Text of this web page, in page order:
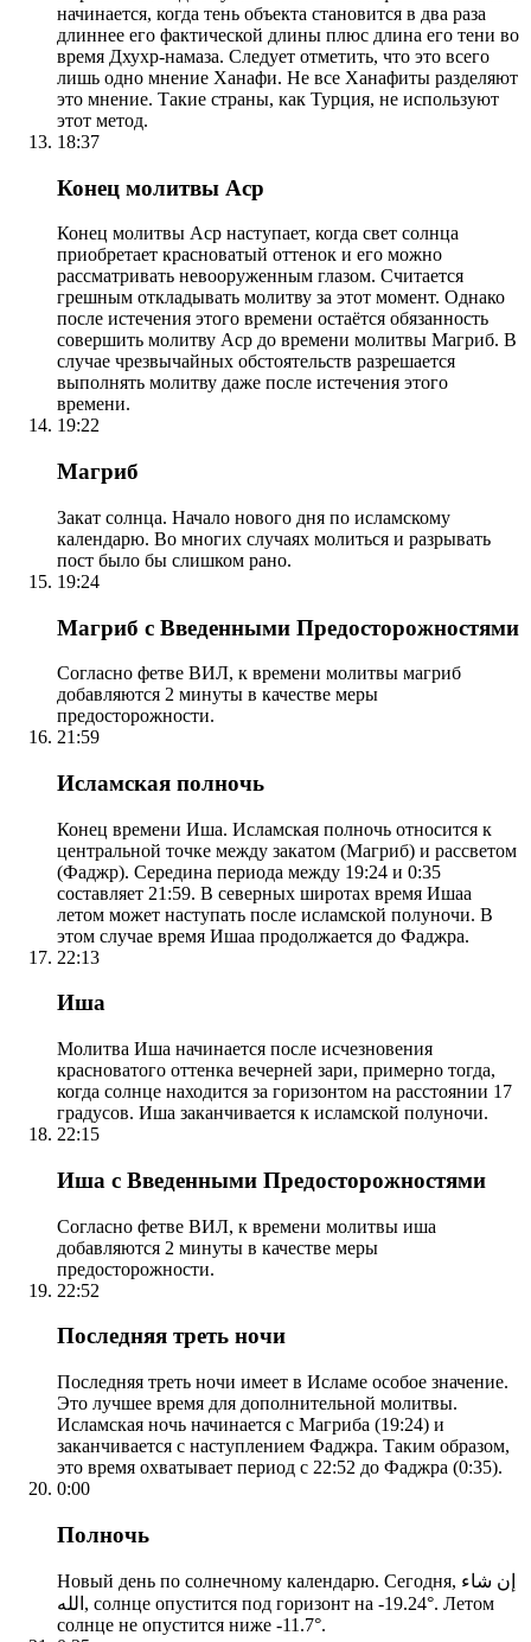
начинается, когда тень объекта становится в два раза
длиннее его фактической длины плюс длина его тени во
время Дхухр-намаза. Следует отметить, что это всего
лишь одно мнение Ханафи. Не все Ханафиты разделяют
это мнение. Такие страны, как Турция, не используют
этот метод.
18:37
Конец молитвы Аср
Конец молитвы Аср наступает, когда свет солнца
приобретает красноватый оттенок и его можно
рассматривать невооруженным глазом. Считается
грешным откладывать молитву за этот момент. Однако
после истечения этого времени остаётся обязанность
совершить молитву Аср до времени молитвы Магриб. В
случае чрезвычайных обстоятельств разрешается
выполнять молитву даже после истечения этого
времени.
19:22
Магриб
Закат солнца. Начало нового дня по исламскому
календарю. Во многих случаях молиться и разрывать
пост было бы слишком рано.
19:24
Магриб с Введенными Предосторожностями
Согласно фетве ВИЛ, к времени молитвы магриб
добавляются 2 минуты в качестве меры
предосторожности.
21:59
Исламская полночь
Конец времени Иша. Исламская полночь относится к
центральной точке между закатом (Магриб) и рассветом
(Фаджр). Середина периода между 19:24 и 0:35
составляет 21:59. В северных широтах время Ишаа
летом может наступать после исламской полуночи. В
этом случае время Ишаа продолжается до Фаджра.
22:13
Иша
Молитва Иша начинается после исчезновения
красноватого оттенка вечерней зари, примерно тогда,
когда солнце находится за горизонтом на расстоянии 17
градусов. Иша заканчивается к исламской полуночи.
22:15
Иша с Введенными Предосторожностями
Согласно фетве ВИЛ, к времени молитвы иша
добавляются 2 минуты в качестве меры
предосторожности.
22:52
Последняя треть ночи
Последняя треть ночи имеет в Исламе особое значение.
Это лучшее время для дополнительной молитвы.
Исламская ночь начинается с Магриба (19:24) и
заканчивается с наступлением Фаджра. Таким образом,
это время охватывает период с 22:52 до Фаджра (0:35).
0:00
Полночь
Новый день по солнечному календарю. Сегодня, إن شاء
الله, солнце опустится под горизонт на -19.24°. Летом
солнце не опустится ниже -11.7°.